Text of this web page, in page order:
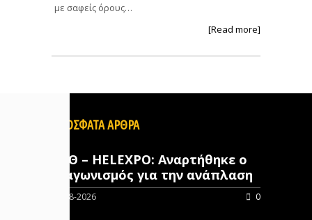
με σαφείς όρους…
[Read more]
ΠΡΟΣΦΑΤΑ ΑΡΘΡΑ
ΔΕΘ – HELEXPO: Αναρτήθηκε ο
διαγωνισμός για την ανάπλαση
07-08-2026 0